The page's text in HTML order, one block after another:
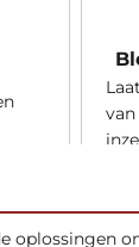
hun
oplossingen